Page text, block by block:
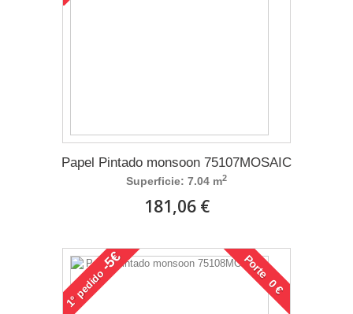
Papel Pintado monsoon 75107MOSAIC
Superficie: 7.04 m2
181,06 €
1°
pedido
-5€ Porte 0 €